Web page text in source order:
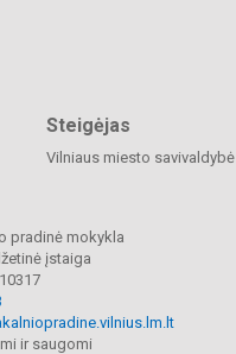
Steigėjas
Vilniaus miesto savivaldybė
pradinė mokykla
įstaiga
ir saugomi